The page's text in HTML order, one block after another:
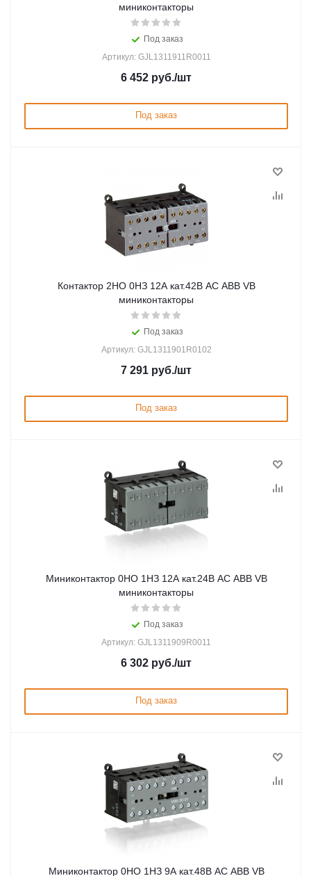
миниконтакторы
Под заказ
Артикул: GJL1311911R0011
6 452 руб./шт
Под заказ
Контактор 2НО 0НЗ 12А кат.42В AC ABB VB
миниконтакторы
Под заказ
Артикул: GJL1311901R0102
7 291 руб./шт
Под заказ
Миниконтактор 0НО 1НЗ 12А кат.24В AC ABB VB
миниконтакторы
Под заказ
Артикул: GJL1311909R0011
6 302 руб./шт
Под заказ
Миниконтактор 0НО 1НЗ 9А кат.48В AC ABB VB